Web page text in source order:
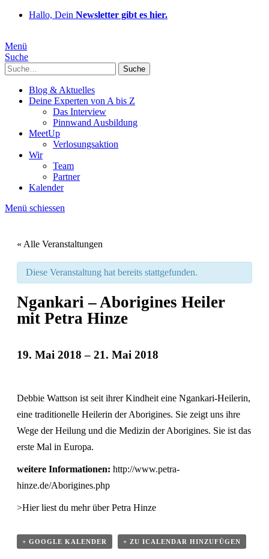
Hallo, Dein Newsletter gibt es hier.
Menü
Suche
Suche
Blog & Aktuelles
Deine Experten von A bis Z
Das Interview
Pinnwand Ausbildung
MeetUp
Verlosungsaktion
Wir
Team
Partner
Kalender
Menü schiessen
« Alle Veranstaltungen
Diese Veranstaltung hat bereits stattgefunden.
Ngankari – Aborigines Heiler
mit Petra Hinze
19. Mai 2018 – 21. Mai 2018
Debbie Wattson ist seit ihrer Kindheit eine Ngankari-Heilerin,
eine traditionelle Heilerin der Aborigines. Sie zeigt uns ihre
Wege der Heilung und die Medizin der Aborigines. Sie ist das
erste Mal in Europa.
weitere Informationen: http://www.petra-
hinze.de/Aborigines.php
>Hier liest du mehr über Petra Hinze
+ GOOGLE KALENDER + ZU ICALENDAR HINZUFÜGEN